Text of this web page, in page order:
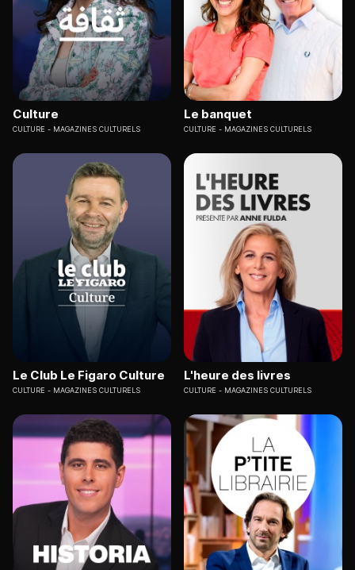
Culture
CULTURE MAGAZINES CULTURELS
Le banquet
CULTURE MAGAZINES CULTURELS
Le Club Le Figaro Culture
CULTURE MAGAZINES CULTURELS
L'heure des livres
CULTURE MAGAZINES CULTURELS